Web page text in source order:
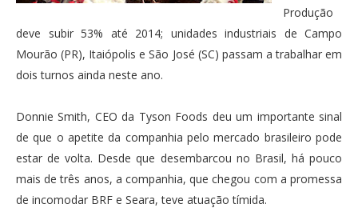
Produção
deve subir 53% até 2014; unidades industriais de Campo
Mourão (PR), Itaiópolis e São José (SC) passam a trabalhar em
dois turnos ainda neste ano.
Donnie Smith, CEO da Tyson Foods deu um importante sinal
de que o apetite da companhia pelo mercado brasileiro pode
estar de volta. Desde que desembarcou no Brasil, há pouco
mais de três anos, a companhia, que chegou com a promessa
de incomodar BRF e Seara, teve atuação tímida.